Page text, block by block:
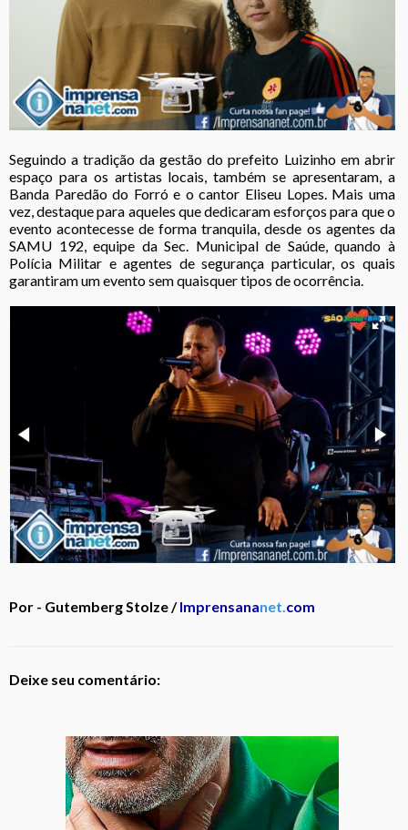
Seguindo a tradição da gestão do prefeito Luizinho em abrir
espaço para os artistas locais, também se apresentaram, a
Banda Paredão do Forró e o cantor Eliseu Lopes. Mais uma
vez, destaque para aqueles que dedicaram esforços para que o
evento acontecesse de forma tranquila, desde os agentes da
SAMU 192, equipe da Sec. Municipal de Saúde, quando à
Polícia Militar e agentes de segurança particular, os quais
garantiram um evento sem quaisquer tipos de ocorrência.
Por - Gutemberg Stolze /Imprensananet.com
Deixe seu comentário: